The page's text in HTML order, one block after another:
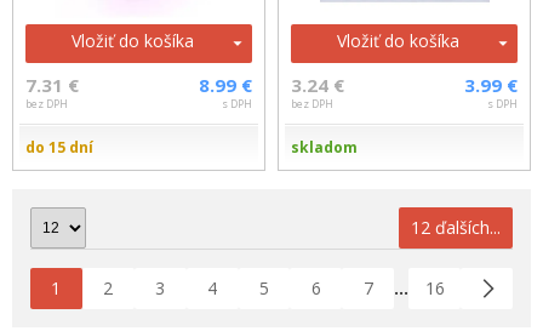
Vložiť do košíka
7.31 €
bez DPH
8.99 €
s DPH
do 15 dní
Vložiť do košíka
3.24 €
bez DPH
3.99 €
s DPH
skladom
12 ďalších...
1 2 3 4 5 6 7 ... 16